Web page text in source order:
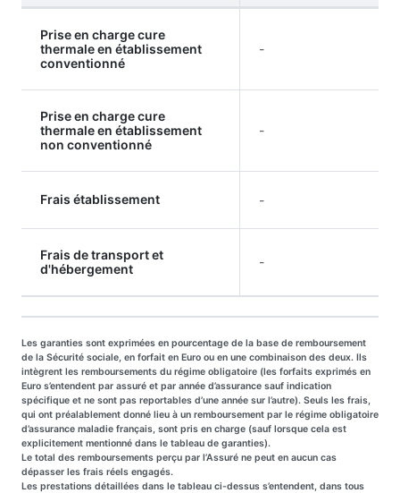
Prise en charge cure
thermale en établissement
conventionné
-
Prise en charge cure
thermale en établissement
non conventionné
-
Frais établissement -
Frais de transport et
d'hébergement
-
Les garanties sont exprimées en pourcentage de la base de remboursement
de la Sécurité sociale, en forfait en Euro ou en une combinaison des deux. Ils
intègrent les remboursements du régime obligatoire (les forfaits exprimés en
Euro s’entendent par assuré et par année d’assurance sauf indication
spécifique et ne sont pas reportables d’une année sur l’autre). Seuls les frais,
qui ont préalablement donné lieu à un remboursement par le régime obligatoire
d’assurance maladie français, sont pris en charge (sauf lorsque cela est
explicitement mentionné dans le tableau de garanties).
Le total des remboursements perçu par l’Assuré ne peut en aucun cas
dépasser les frais réels engagés.
Les prestations détaillées dans le tableau ci-dessus s’entendent, dans tous